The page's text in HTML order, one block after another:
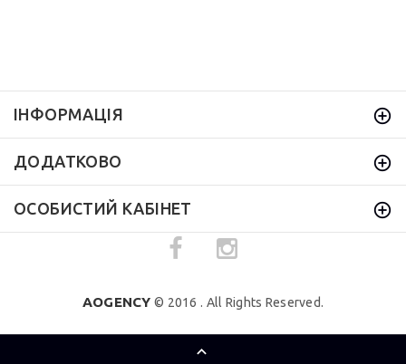
ІНФОРМАЦІЯ
ДОДАТКОВО
ОСОБИСТИЙ КАБІНЕТ
AOGENCY © 2016 . All Rights Reserved.